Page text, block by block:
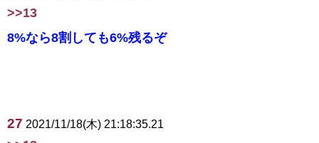
>>13
8%なら8割しても6%残るぞ
27 2021/11/18(木) 21:18:35.21